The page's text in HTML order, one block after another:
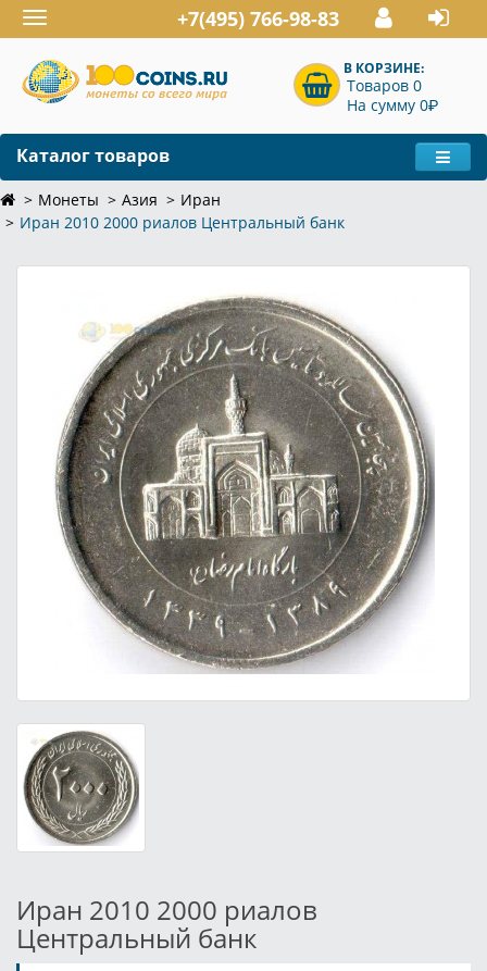
Toggle
navigation
+7(495) 766-98-83
В КОРЗИНЕ:
Товаров 0
На сумму 0P
Каталог товаров
Монеты Азия
Иран
Иран 2010 2000 риалов Центральный банк
Иран 2010 2000 риалов
Центральный банк